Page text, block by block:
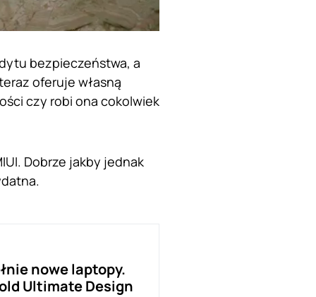
bezpieczeństwa, a
oferuje własną
czy robi ona cokolwiek
Dobrze jakby jednak
nowe laptopy.
Ultimate Design